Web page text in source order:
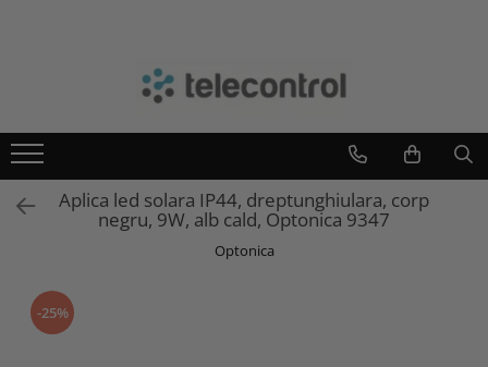
Teletask
IntelightAplica led solara IP44, dreptunghiulara, corp
negru, 9W, alb cald, Optonica 9347
Optonica
-25%